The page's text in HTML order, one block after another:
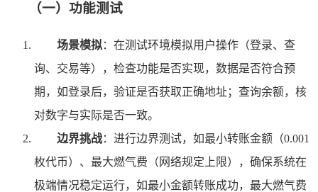
（一）功能测试
场景模拟：在测试环境模拟用户操作（登录、查
询、交易等），检查功能是否实现，数据是否符合预
期，如登录后，验证是否获取正确地址；查询余额，核
对数字与实际是否一致。
边界挑战：进行边界测试，如最小转账金额（0.001
枚代币）、最大燃气费（网络规定上限），确保系统在
极端情况稳定运行，如最小金额转账成功，最大燃气费